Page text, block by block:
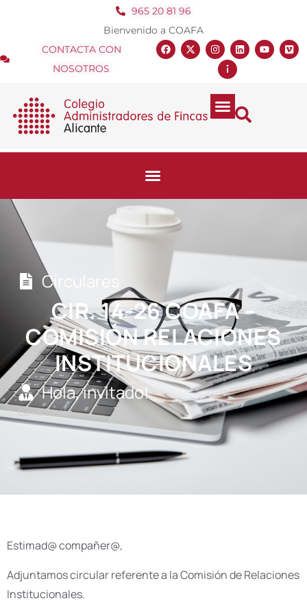
965 20 81 96
Bienvenido a COAFA
CONTACTA CON
NOSOTROS
Circulares
CIR. 14-26 COAFA –
COMISIÓN RELACIONES
INSTITUCIONALES
Hola, invitado!
Cerrar sesión
Estimad@ compañer@,
Adjuntamos circular referente a la Comisión de Relaciones
Institucionales.